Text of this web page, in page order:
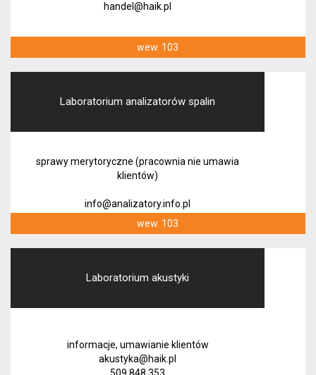
handel@haik.pl
wew. 103
Laboratorium analizatorów spalin
sprawy merytoryczne (pracownia nie umawia
klientów)
info@analizatory.info.pl
wew. 103
Laboratorium akustyki
informacje, umawianie klientów
akustyka@haik.pl